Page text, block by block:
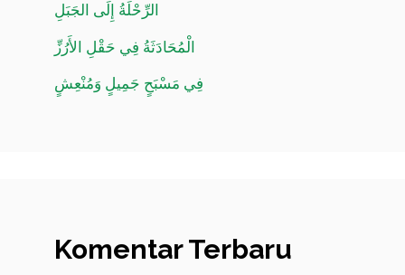
الرِّحْلَةُ إِلَى الجَبَلِ
الْمُحَادَثَةُ فِي حَقْلِ الأَرُزِّ
فِي مَسْبَحٍ جَمِيلٍ وَمُنْعِشٍ
Komentar Terbaru